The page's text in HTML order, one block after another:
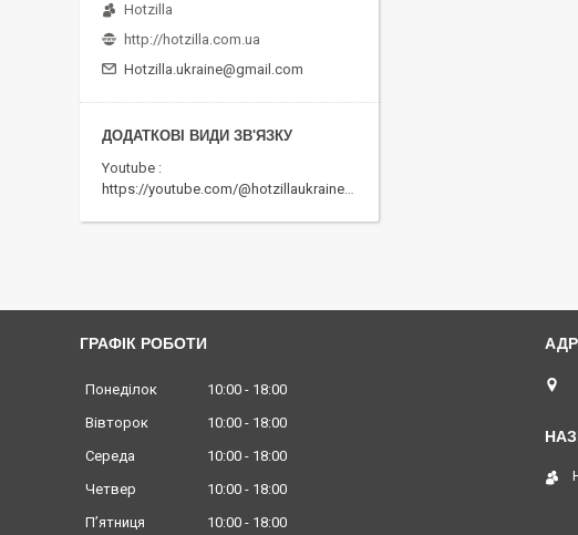
Hotzilla
http://hotzilla.com.ua
Hotzilla.ukraine@gmail.com
Youtube
https://youtube.com/@hotzillaukraine818
ГРАФІК РОБОТИ
Понеділок 10:00
18:00
Вівторок
10:00
18:00
Середа
10:00
18:00
Четвер
10:00
18:00
Пʼятниця
10:00 18:00